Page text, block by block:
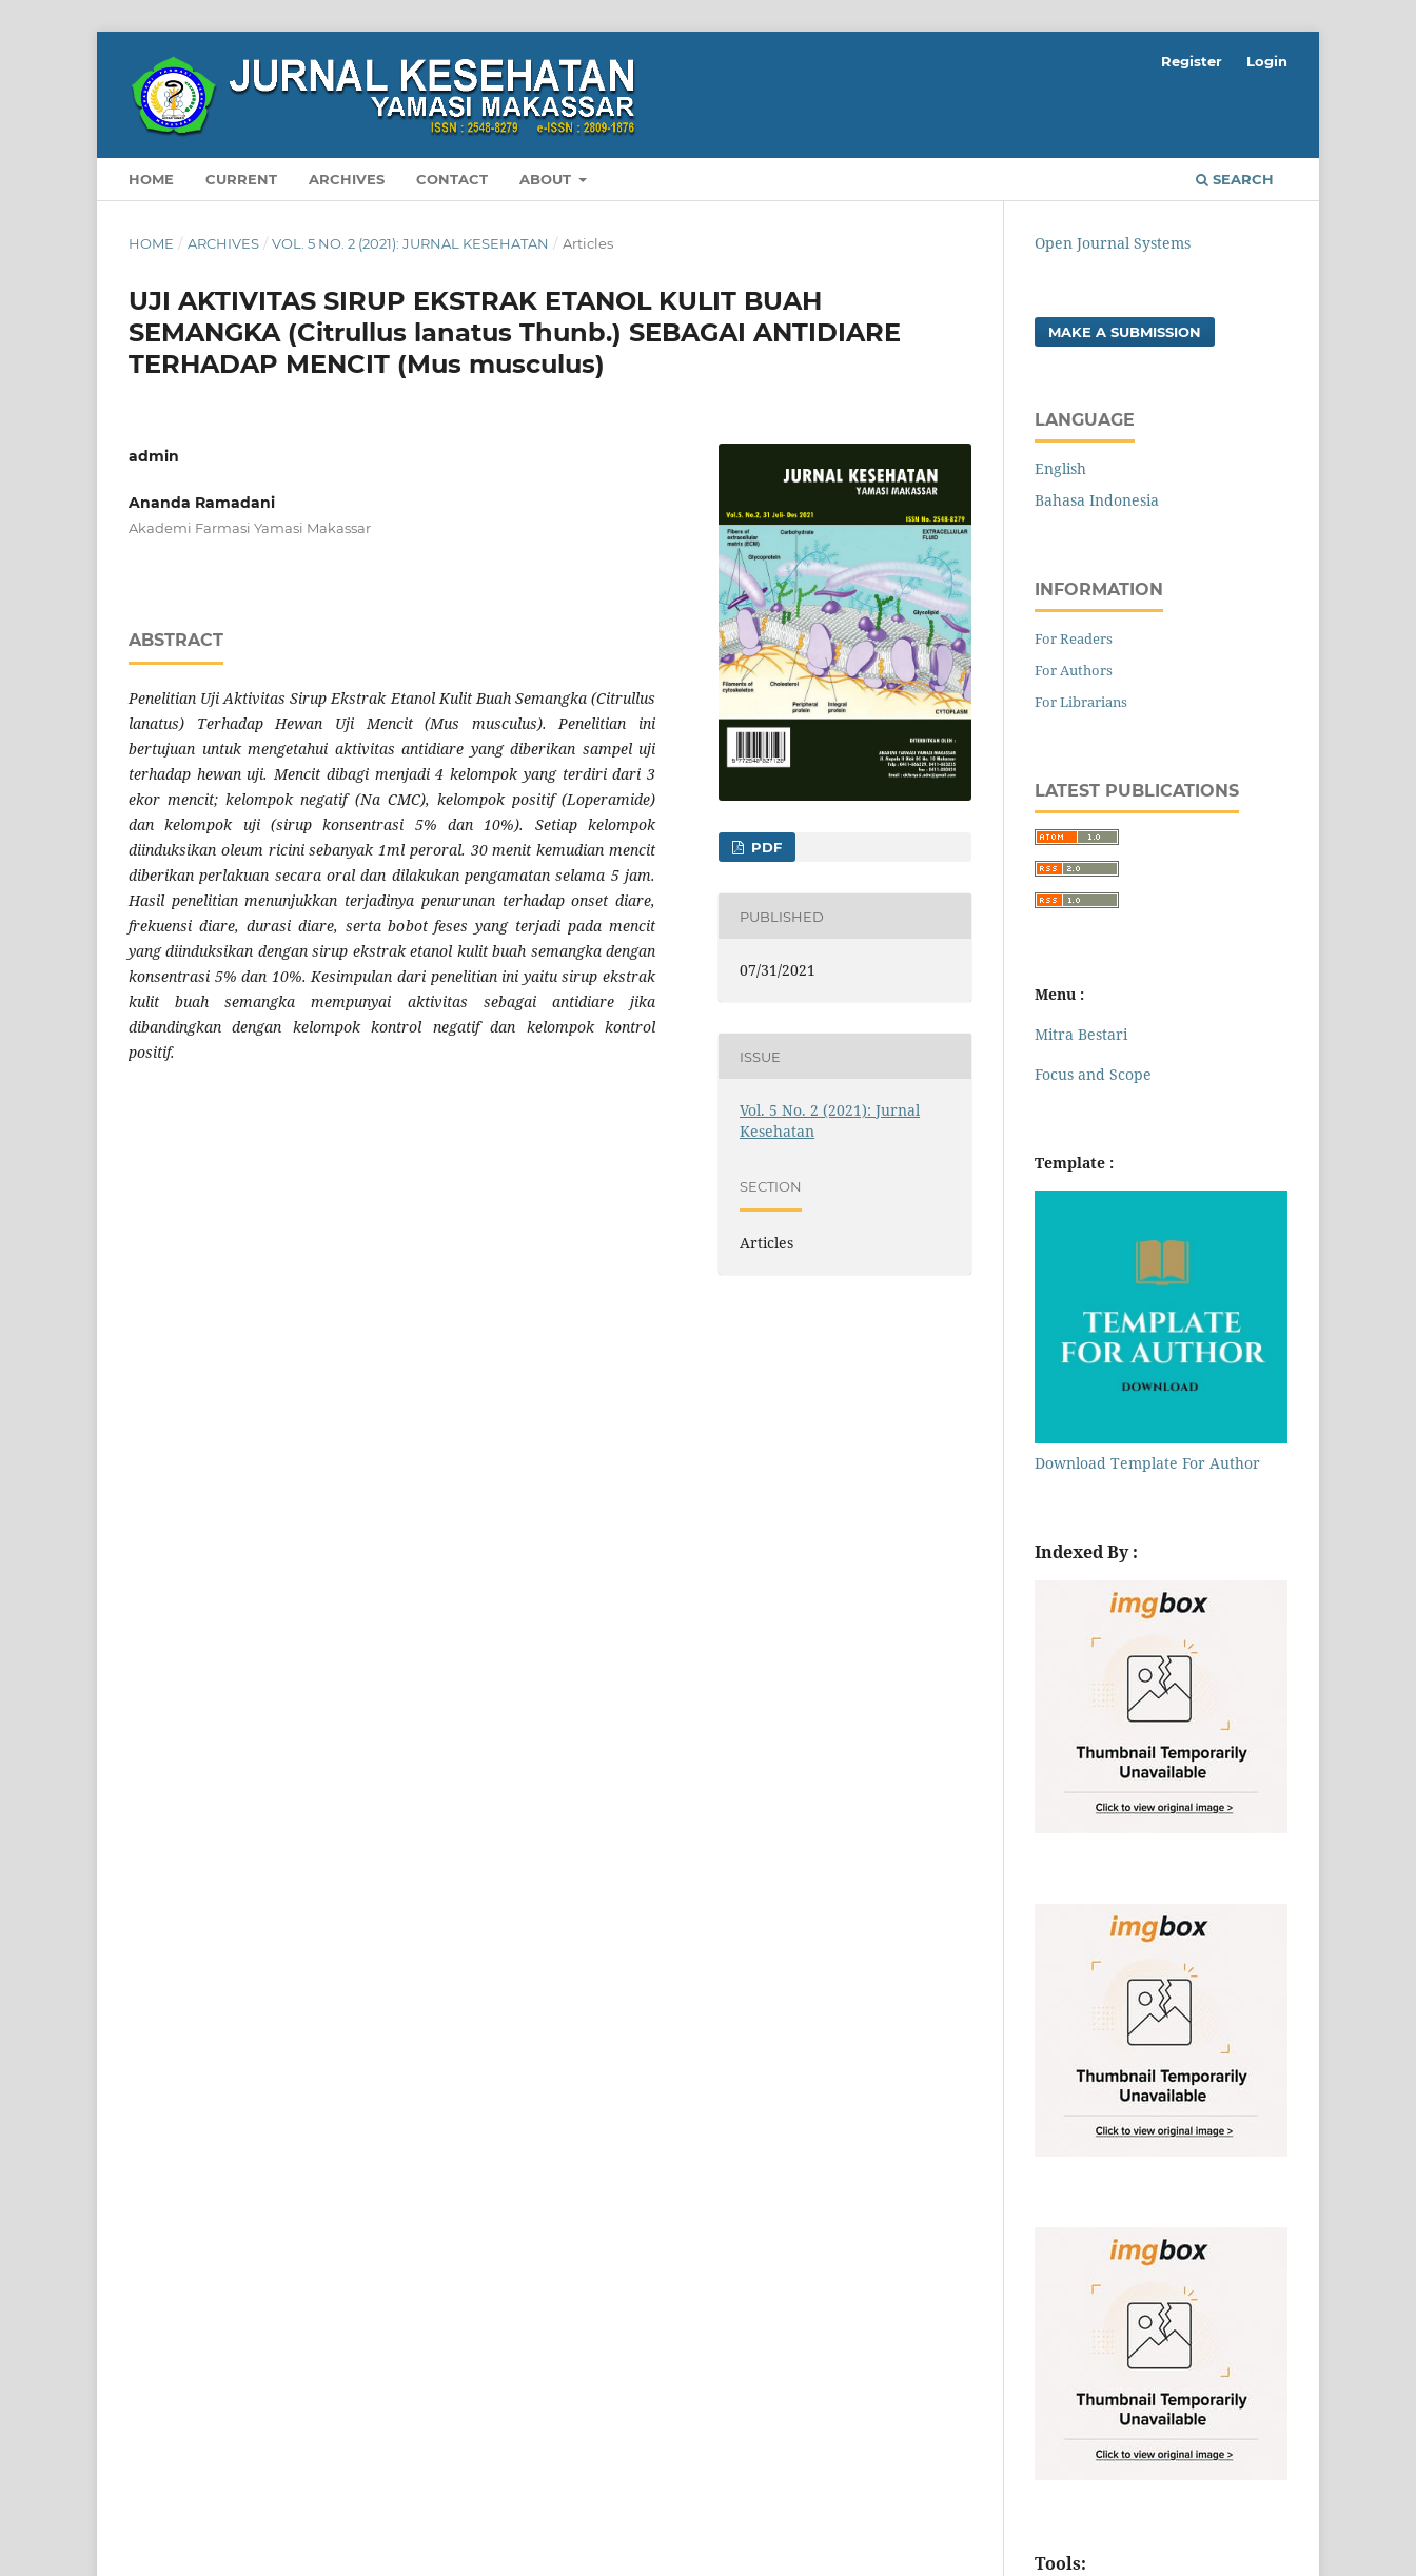
HOME CURRENT ARCHIVES CONTACT ABOUT SEARCH
Register Login
HOME / ARCHIVES / VOL. 5 NO. 2 (2021): JURNAL KESEHATAN / Articles
UJI AKTIVITAS SIRUP EKSTRAK ETANOL KULIT BUAH
SEMANGKA (Citrullus lanatus Thunb.) SEBAGAI ANTIDIARE
TERHADAP MENCIT (Mus musculus)
admin
Ananda Ramadani
Akademi Farmasi Yamasi Makassar
ABSTRACT
Penelitian Uji Aktivitas Sirup Ekstrak Etanol Kulit Buah Semangka (Citrullus
lanatus) Terhadap Hewan Uji Mencit (Mus musculus). Penelitian ini
bertujuan untuk mengetahui aktivitas antidiare yang diberikan sampel uji
terhadap hewan uji. Mencit dibagi menjadi 4 kelompok yang terdiri dari 3
ekor mencit; kelompok negatif (Na CMC), kelompok positif (Loperamide)
dan kelompok uji (sirup konsentrasi 5% dan 10%). Setiap kelompok
diinduksikan oleum ricini sebanyak 1ml peroral. 30 menit kemudian mencit
diberikan perlakuan secara oral dan dilakukan pengamatan selama 5 jam.
Hasil penelitian menunjukkan terjadinya penurunan terhadap onset diare,
frekuensi diare, durasi diare, serta bobot feses yang terjadi pada mencit
yang diinduksikan dengan sirup ekstrak etanol kulit buah semangka dengan
konsentrasi 5% dan 10%. Kesimpulan dari penelitian ini yaitu sirup ekstrak
kulit buah semangka mempunyai aktivitas sebagai antidiare jika
dibandingkan dengan kelompok kontrol negatif dan kelompok kontrol
positif.
PDF
PUBLISHED
07/31/2021
ISSUE
Vol. 5 No. 2 (2021): Jurnal
Kesehatan
SECTION
Articles
Open Journal Systems
MAKE A SUBMISSION
LANGUAGE
English
Bahasa Indonesia
INFORMATION
For Readers
For Authors
For Librarians
LATEST PUBLICATIONS
Menu :
Mitra Bestari
Focus and Scope
Template :
Download Template For Author
Indexed By :
Tools: